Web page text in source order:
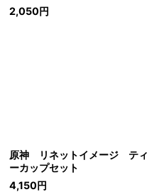
2,050円
原神 リネットイメージ ティ
ーカップセット
4,150円